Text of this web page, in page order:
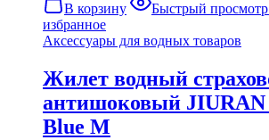
В корзину
Быстрый просмотр
избранное
Аксессуары для водных товаров
Жилет водный
антишоковый
Blue M